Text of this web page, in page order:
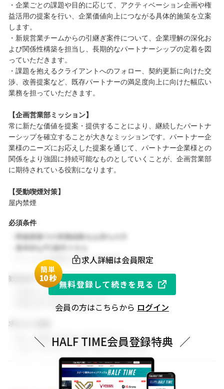
・企業ごとの課題や目的に応じて、アクティベーション企画や権
益活用の提案を行い、企業価値向上につながる具体的施策を立案
します。
・新規営業チームからの引継ぎ案件について、企業理解の深化お
よび関係性構築を担当し、長期的なパートナーシップの定着を図
っていただきます。
・課題を抱えるクライアントへのフォロー、契約更新に向けた交
渉、改善提案など、既存パートナーの満足度向上に向けた幅広い
業務を担っていただきます。
【企画営業部ミッション】
常に新たな価値を提案・提供することにより、継続したパートナ
ーシップを確立することが大きなミッションです。パートナー企
業様のニーズにお応えした提案を通じて、パートナー企業様との
関係をより強固に持続可能なものとしていくことが、企画営業部
に期待されている役割になります。
【受動喫煙対策】
屋内禁煙
必須条件
・関連業務での実務経験をお持ちの方
・基本的なPC操作スキル
・チームでの協働を大切にできる方
歓迎条件
・同業界での就業経験がある方
・関連分野の知見をお持ちの方
求める人物像
・新しい挑戦に前向きに取り組める方
・スポーツビジネスに強い関心をお持ちの方
求人詳細は会員限定
簡単
10秒
無料登録して続きを見る
会員の方はこちらから ログイン
＼ HALF TIME会員登録特典 ／